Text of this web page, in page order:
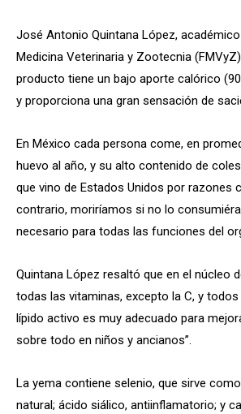
José Antonio Quintana López,
Medicina Veterinaria y Zootecnia
producto tiene un bajo aporte calórico
y proporciona una gran sensación de
En México cada persona come, en
huevo al año, y su alto contenido de
que vino de Estados Unidos por razones
contrario, moriríamos si no lo
necesario para todas las funciones del
Quintana López resaltó que en el núcleo
todas las vitaminas, excepto la C, y todos
lípido activo es muy adecuado para
sobre todo en niños y ancianos”.
La yema contiene selenio, que sirve
natural; ácido siálico, antiinflamatorio; y